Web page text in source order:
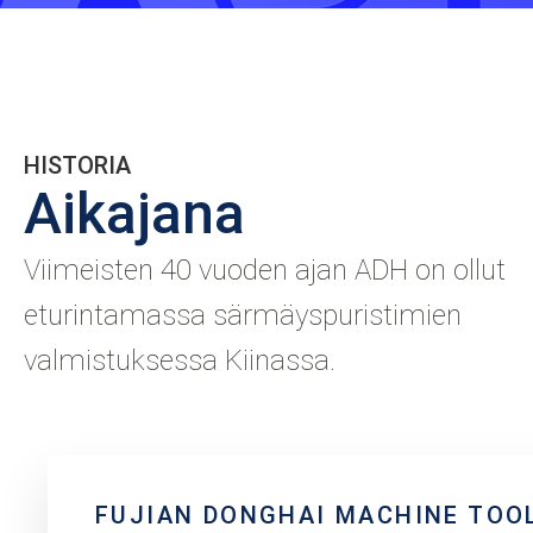
HISTORIA
Aikajana
Viimeisten 40 vuoden ajan ADH on ollut
eturintamassa särmäyspuristimien
valmistuksessa Kiinassa.
FUJIAN DONGHAI MACHINE